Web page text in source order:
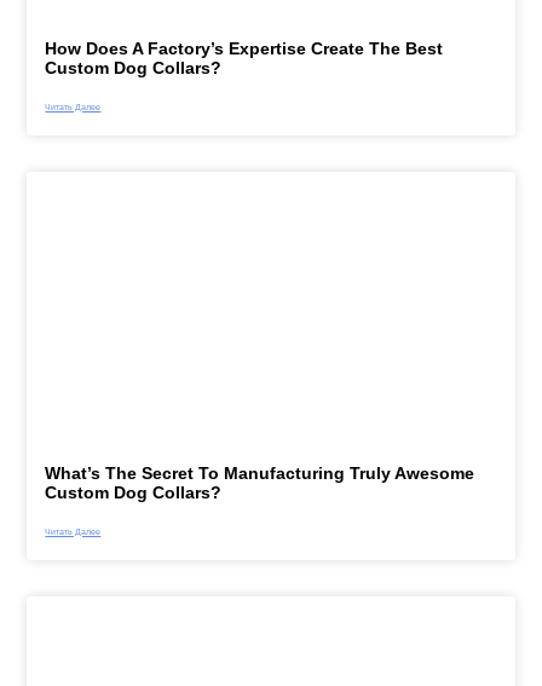
How Does A Factory’s Expertise Create The Best
Custom Dog Collars?
Читать Далее
What’s The Secret To Manufacturing Truly Awesome
Custom Dog Collars?
Читать Далее